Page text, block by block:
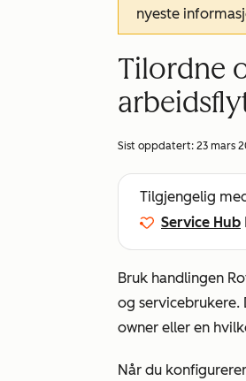
nyeste
Tilordne
Sist oppdatert: 23 mars
Tilgjengelig
Service Hub
Bruk handlingen
og servicebrukere.
owner eller en
Når du